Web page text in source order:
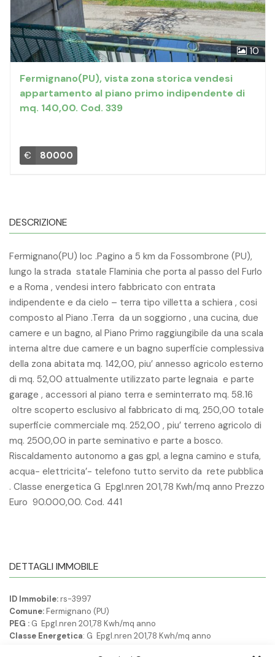
10
Fermignano(PU), vista zona storica vendesi
appartamento al piano primo indipendente di
mq. 140,00. Cod. 339
€ 80000
DESCRIZIONE
Fermignano(PU) loc .Pagino a 5 km da Fossombrone (PU),
lungo la strada statale Flaminia che porta al passo del Furlo
e a Roma , vendesi intero fabbricato con entrata
indipendente e da cielo – terra tipo villetta a schiera , cosi
composto al Piano .Terra da un soggiorno , una cucina, due
camere e un bagno, al Piano Primo raggiungibile da una scala
interna altre due camere e un bagno superficie complessiva
della zona abitata mq. 142,00, piu’ annesso agricolo esterno
di mq. 52,00 attualmente utilizzato parte legnaia e parte
garage , accessori al piano terra e seminterrato mq. 58.16
oltre scoperto esclusivo al fabbricato di mq, 250,00 totale
superficie commerciale mq. 252,00 , piu’ terreno agricolo di
mq. 2500,00 in parte seminativo e parte a bosco.
Riscaldamento autonomo a gas gpl, a legna camino e stufa,
acqua- elettricita’- telefono tutto servito da rete pubblica
. Classe energetica G Epgl.nren 201,78 Kwh/mq anno Prezzo
Euro 90.000,00. Cod. 441
DETTAGLI IMMOBILE
ID Immobile:rs-3997
Comune:Fermignano (PU)
PEG : G Epgl.nren 201,78 Kwh/mq anno
Classe Energetica: G Epgl.nren 201,78 Kwh/mq anno